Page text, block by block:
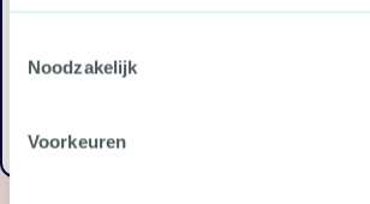
Noodzakelijk
Voorkeuren
Technische bulletins en VAS-
Documenten brandblusinstallaties